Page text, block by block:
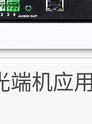
端机应用